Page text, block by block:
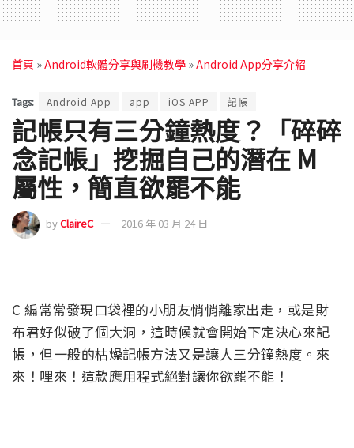
首頁 »Android軟體分享與刷機教學 »Android App分享介紹
Tags: Android App app iOS APP 記帳
記帳只有三分鐘熱度？「碎碎
念記帳」挖掘自己的潛在 M
屬性，簡直欲罷不能
byClaireC 2016 年 03 月 24 日
C 編常常發現口袋裡的小朋友悄悄離家出走，或是財
布君好似破了個大洞，這時候就會開始下定決心來記
帳，但一般的枯燥記帳方法又是讓人三分鐘熱度。來
來！哩來！這款應用程式絕對讓你欲罷不能！